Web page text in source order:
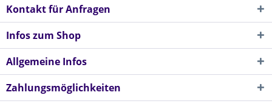
Kontakt für Anfragen
Infos zum Shop
Allgemeine Infos
Zahlungsmöglichkeiten